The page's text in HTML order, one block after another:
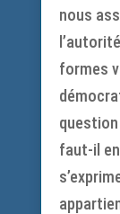
nous
formes
faut-il